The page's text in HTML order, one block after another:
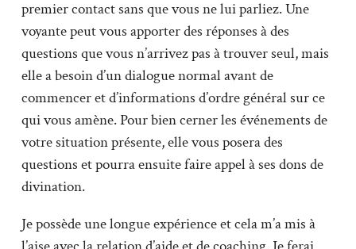
premier contact sans que vous ne lui parliez. Une
voyante peut vous apporter des réponses à des
questions que vous n’arrivez pas à trouver seul, mais
elle a besoin d’un dialogue normal avant de
commencer et d’informations d’ordre général sur ce
qui vous amène. Pour bien cerner les événements de
votre situation présente, elle vous posera des
questions et pourra ensuite faire appel à ses dons de
divination.
Je possède une longue expérience et cela m’a mis à